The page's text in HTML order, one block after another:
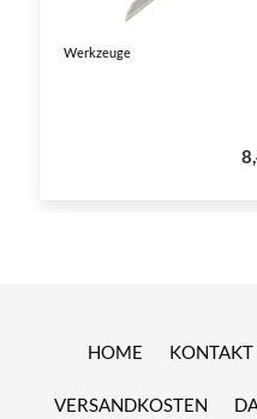
Werkzeuge
HOME KONTAKT
VERSANDKOSTEN